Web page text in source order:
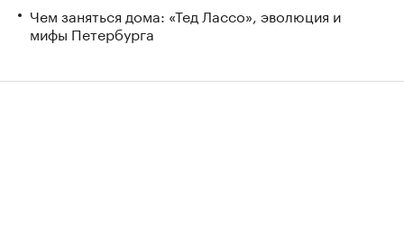
Чем заняться дома: «Тед Лассо», эволюция и
мифы Петербурга